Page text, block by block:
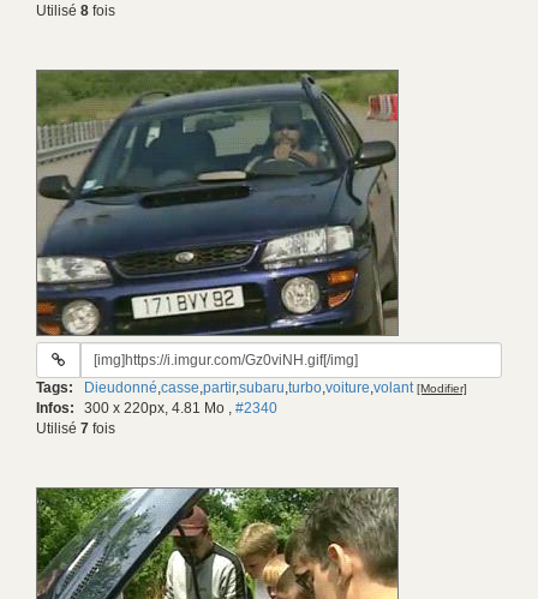
Utilisé 8 fois
URL
gif:
Tags: Dieudonné,casse,partir,subaru,turbo,voiture,volant [Modifier]
Infos: 300 x 220px, 4.81 Mo , #2340
Utilisé 7 fois